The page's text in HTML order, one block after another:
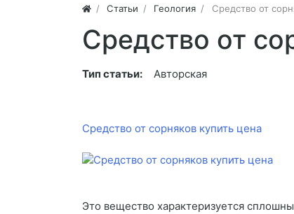
Статьи Геология Средство от
Средство от
Тип статьи: Авторская
Средство от сорняков купить цена
Это вещество характеризуется